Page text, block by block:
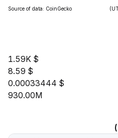
Source of data: CoinGecko
1.59K
8.59
0.00033444
930.00M